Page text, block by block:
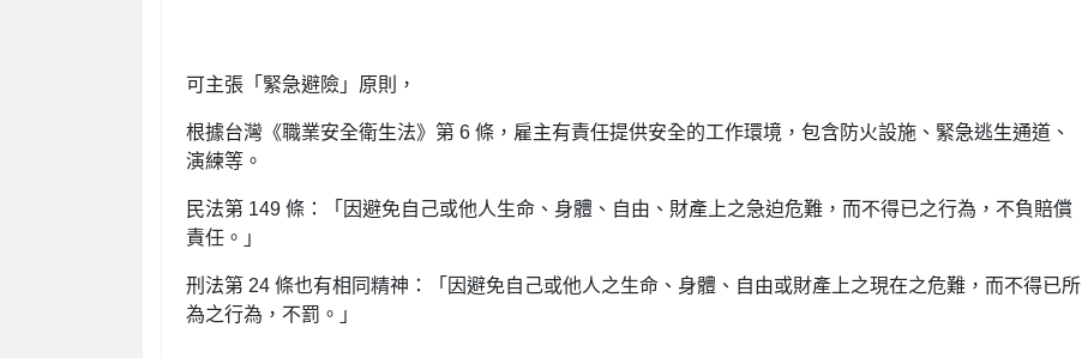
可主張「 緊急避險 」原則，
根據台灣《職業安全衛生法》第 6 條，雇主有責任提供安全的工作環境，包含防火設施、緊急逃生通道、
演練等。
民法第 149 條：「因避免自己或他人生命、身體、自由、財產上之急迫危難，而不得已之行為，不負賠償
責任。」
刑法第 24 條也有相同精神：「因避免自己或他人之生命、身體、自由或財產上之現在之危難，而不得已所
為之行為，不罰。」